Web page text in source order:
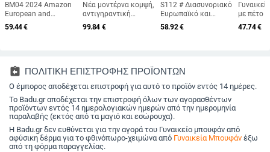
BM04 2024 Amazon
European and
American Crossborder
Γυναικείο
Στάμπα και Τσέπες,
Μακρυμάνικο και
Κουμπιά
59.44€
Νέα μοντέρνα κομψή,
αντιγηραντική
καμπαρντίνα μεσαίου
μήκους για την άνοιξη
μονόπετο μπουφάν
για γυναίκες.
99.84 €
S112 # Διασυνοριακό
Ευρωπαϊκό και
Αμερικανικό Amazon
Εξωτερικού Εμπορίου
Σκουριασμένο Τζιν
Μπουφάν για
Γυναίκες
58.92€
με πέτο
στιλ,
νέο,
47.74€
assignment_return ΠΟΛΙΤΙΚΗ ΕΠΙΣΤΡΟΦΗΣ ΠΡΟΪΟΝΤΩΝ
Ο έμπορος αποδέχεται επιστροφή για αυτό το προϊόν εντός 14 ημέρες.
Το Badu.gr αποδέχεται την επιστροφή όλων των αγορασθέντων
προϊόντων εντός 14 ημερολογιακών ημερών από την ημερομηνία
παραλαβής (εκτός από τα μαγιό και εσώρουχα).
Η Badu.gr δεν ευθύνεται για την αγορά του Γυναικείο μπουφάν από
αφύσικη δέρμα για το φθινόπωρο-χειμώνα από Γυναικεία Μπουφάν έξω
από τη φόρμα παραγγελίας.